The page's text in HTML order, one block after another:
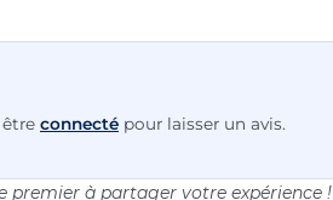
être connecté pour laisser un avis.
premier à partager votre expérience !